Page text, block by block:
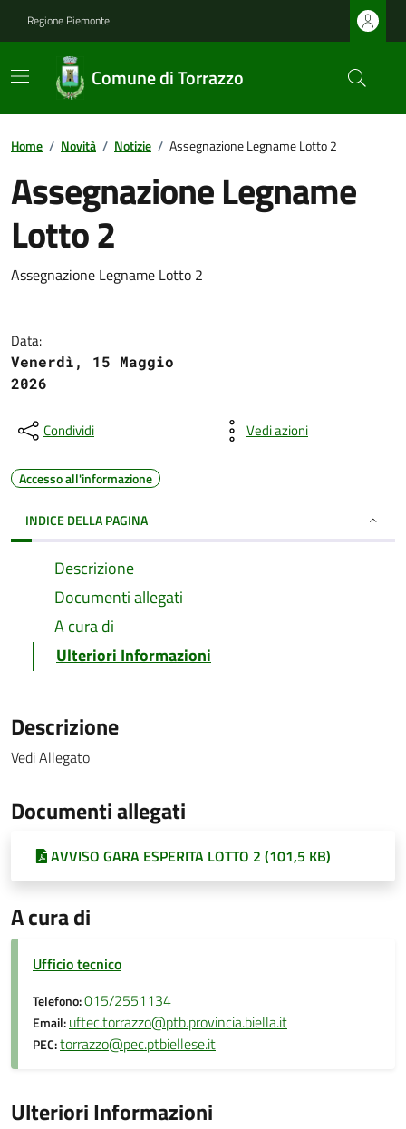
Regione Piemonte
Comune di Torrazzo
Home / Novità / Notizie / Assegnazione Legname Lotto 2
Assegnazione Legname
Lotto 2
Assegnazione Legname Lotto 2
Data:
Venerdì, 15 Maggio
2026
Condividi Vedi azioni
Accesso all'informazione
INDICE DELLA PAGINA
Descrizione
Documenti allegati
A cura di
Ulteriori Informazioni
Descrizione
Vedi Allegato
Documenti allegati
AVVISO GARA ESPERITA LOTTO 2 (101,5 KB)
A cura di
Ufficio tecnico
Telefono:015/2551134
Email:uftec.torrazzo@ptb.provincia.biella.it
PEC:torrazzo@pec.ptbiellese.it
Ulteriori Informazioni